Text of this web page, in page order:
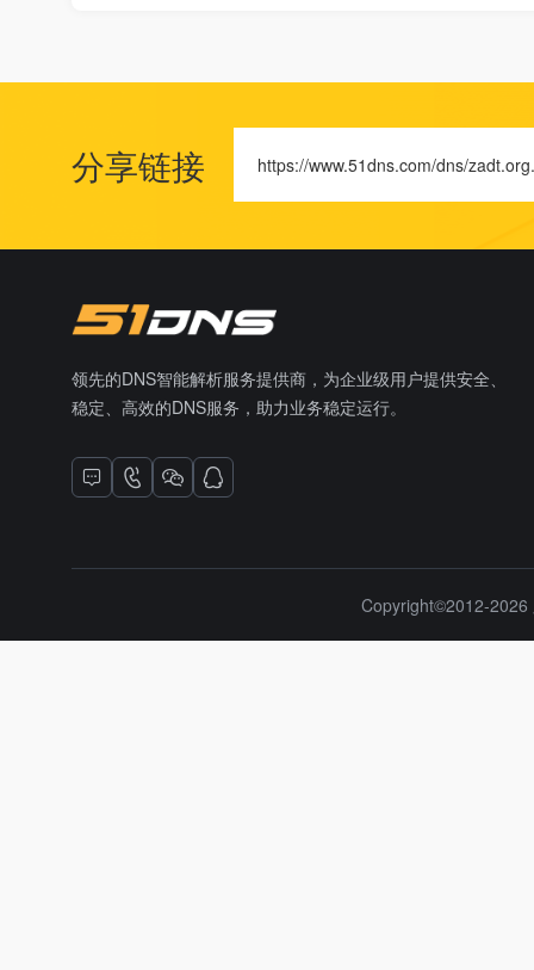
分享链接 https://www.51dns.com/dns/
领先的DNS智能解析服务提供商，为企业级用户提供安全、
稳定、高效的DNS服务，助力业务稳定运行。
Copyright©2012-2026